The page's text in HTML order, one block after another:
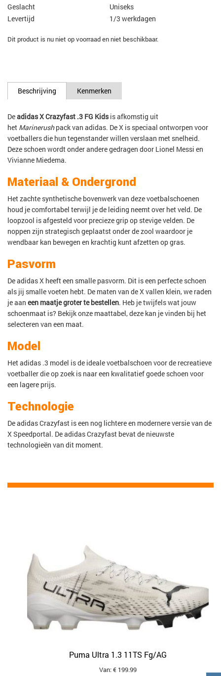
Geslacht
Uniseks
Levertijd
1/3 werkdagen
Dit product is nu niet op voorraad en niet beschikbaar.
Beschrijving Kenmerken
Deadidas X Crazyfast .3 FG Kidsis afkomstig uit
het Marinerushpack van adidas. De X is speciaal ontworpen voor
voetballers die hun tegenstander willen verslaan met snelheid.
Deze schoen wordt onder andere gedragen door Lionel Messi en
Vivianne Miedema.
Materiaal & Ondergrond
Het zachte synthetische bovenwerk van deze voetbalschoenen
houd je comfortabel terwijl je de leiding neemt over het veld. De
loopzool is afgesteld voor precieze grip op stevige velden. De
noppen zijn strategisch geplaatst onder de zool waardoor je
wendbaar kan bewegen en krachtig kunt afzetten op gras.
Pasvorm
De adidas X heeft een smalle pasvorm. Dit is een perfecte schoen
als jij smalle voeten hebt. De maten van de X vallen klein, we raden
je aan een maatje groter te bestellen. Heb je twijfels wat jouw
schoenmaat is? Bekijk onze maattabel, deze kan je vinden bij het
selecteren van een maat.
Model
Het adidas .3 model is de ideale voetbalschoen voor de recreatieve
voetballer die op zoek is naar een kwalitatief goede schoen voor
een lagere prijs.
Technologie
De adidas Crazyfast is een nog lichtere en modernere versie van de
X Speedportal. De adidas Crazyfast bevat de nieuwste
technologieën van dit moment.
Puma Ultra 1.3 11TS Fg/AG
Van: € 199.99